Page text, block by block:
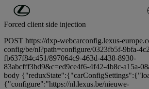
Ga naar de hoofdinhoud
Forced client side injection
POST https://dxp-webcarconfig.lexus-
config/be/nl?path=configure/0323fb5f-9bfa-
fb637f84c451/897064c9-463d-4438-8930-
83abcfff3bd9&c=ed9ce4f6-4f42-4b8c-a15a-
body
{"configure":"https://nl.lexus.be/nieuwe-